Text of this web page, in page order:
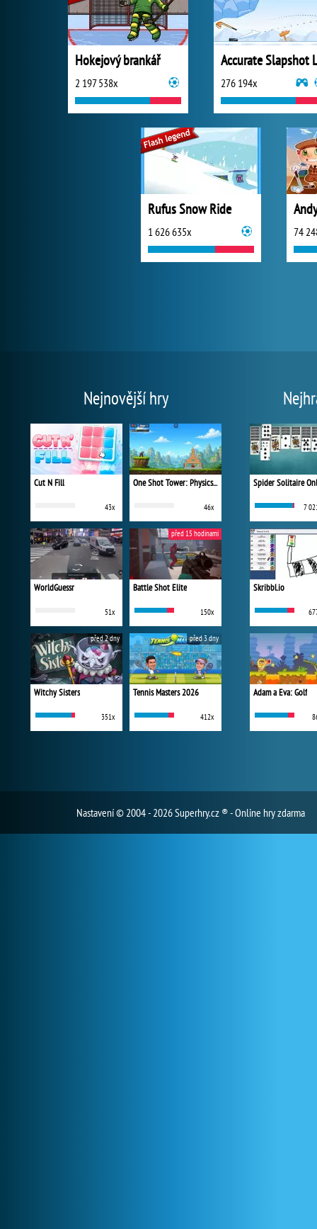
Hokejový brankář
2 197 538x 276 194x
Rufus Snow Ride
1 626 635x 74
Nejnovější hry
Cut N Fill
43x
One Shot Tower: Physics Destroyer
46x
WorldGuessr
51x
Battle Shot Elite
150x
před 15 hodinami
Witchy Sisters
351x
před 2 dny
Tennis Masters 2026
412x
před 3 dny
Spider Solitaire
7
Skribbl.io
Adam a Eva: Golf
Nastavení© 2004 - 2026 Superhry.cz ® - Online hry zdarma